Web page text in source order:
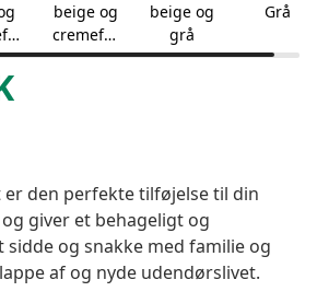
beige og
cremefar
vet
beige og
grå
Grå
den perfekte tilføjelse til din
giver et behageligt og
sidde og snakke med familie og
af og nyde udendørslivet.